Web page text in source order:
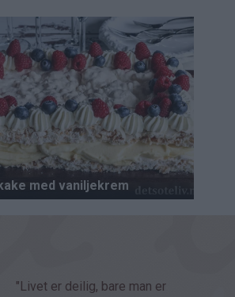
"Livet er deilig, bare man er